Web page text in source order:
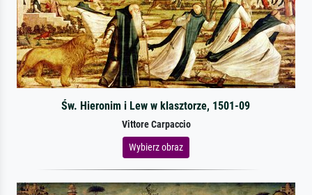
Św. Hieronim i Lew w klasztorze, 1501-09
Vittore Carpaccio
Wybierz obraz